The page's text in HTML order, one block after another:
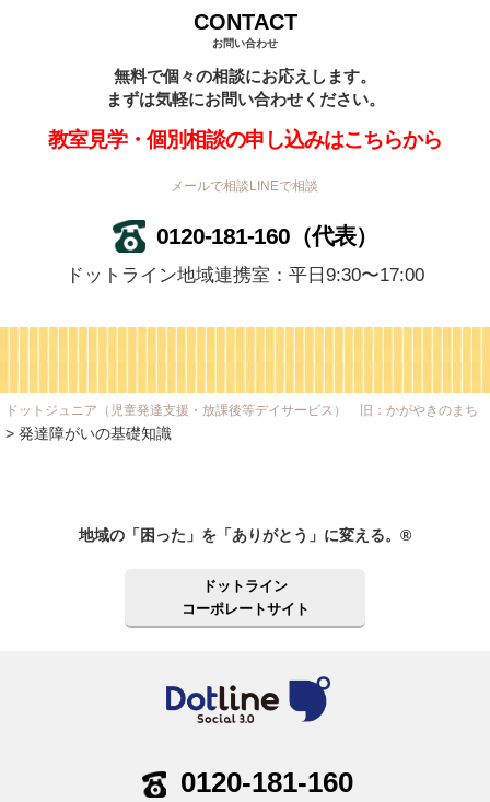
CONTACT
お問い合わせ
無料で個々の相談にお応えします。
まずは気軽にお問い合わせください。
教室見学・個別相談の申し込みはこちらから
メールで相談LINEで相談
0120-181-160（代表）
ドットライン地域連携室：平日9:30〜17:00
ドットジュニア（児童発達支援・放課後等デイサービス） 旧：かがやきのまち
> 発達障がいの基礎知識
地域の「困った」を「ありがとう」に変える。®
ドットライン
コーポレートサイト
0120-181-160